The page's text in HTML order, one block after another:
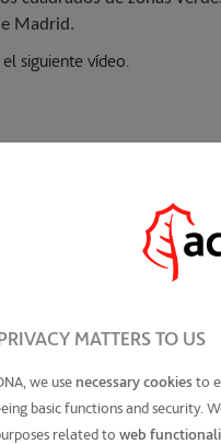
MATTERS TO US
we use necessary cookiesto
basic functions and security.
related to web
Madrid.
el siguientevídeo